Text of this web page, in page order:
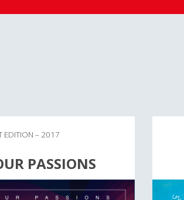
EDITION – 2017
PASSIONS